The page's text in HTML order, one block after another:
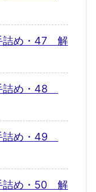
詰め・47 解
詰め・48
詰め・49
詰め・50 解